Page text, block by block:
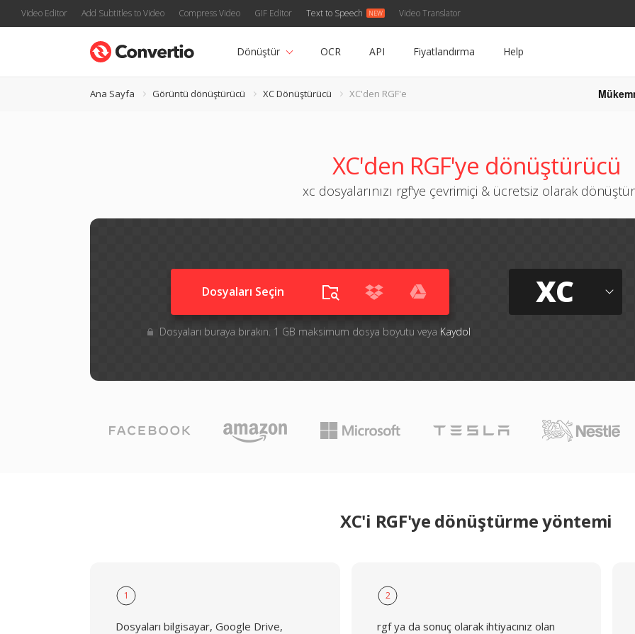
Video Editor Add Subtitles to Video Compress Video GIF Editor Text to Speech Video Translator
Dönüştür OCR API Fiyatlandırma Help
Ana Sayfa Görüntü dönüştürücü XC Dönüştürücü XC'den RGF'e
XC'den RGF'ye dönüştürücü
xc dosyalarınızı rgf'ye çevrimiçi & ücretsiz olarak
Dosyaları Seçin
Dosyaları buraya bırakın. 1 GB maksimum dosya boyutu veya Kaydol
XC
XC'i RGF'ye dönüştürme yöntemi
1
Dosyaları bilgisayar, Google Drive,
2
rgf ya da sonuç olarak ihtiyacınız olan